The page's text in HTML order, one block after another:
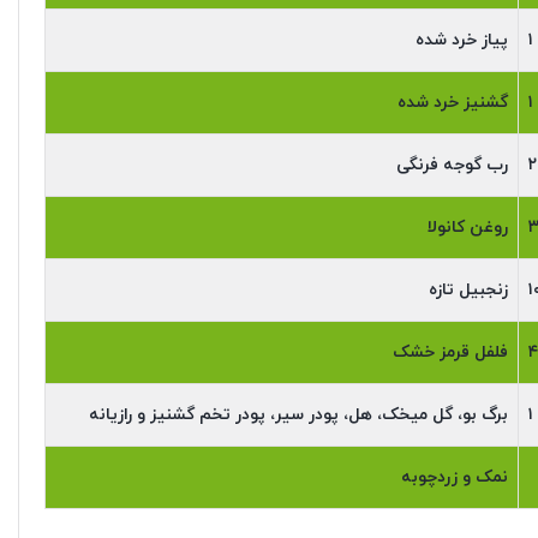
پیاز خرد شده ۱
گشنیز خرد شده ۱
رب گوجه فرنگی ۲
روغن کانولا ۳
زنجبیل تازه
فلفل قرمز خشک ۴
برگ بو، گل میخک، هل، پودر سیر، پودر تخم گشنیز و رازیانه ۱
نمک و زردچوبه